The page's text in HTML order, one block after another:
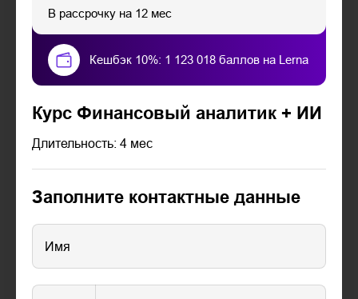
В рассрочку на 12 мес
Кешбэк 10%: 1 123 018 баллов на Lerna
Курс Финансовый аналитик + ИИ
Длительность: 4 мес
Заполните контактные данные
Имя